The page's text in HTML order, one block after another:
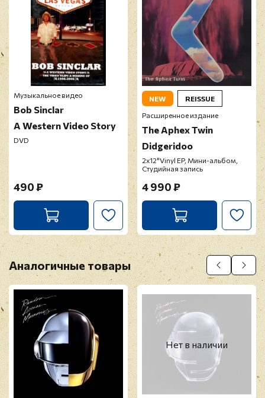
Музыкальное видео
Bob Sinclar
A Western Video Story
DVD
490 ₽
NEW
REISSUE
Расширенное издание
The Aphex Twin
Didgeridoo
2х12"Vinyl EP, Мини-альбом,
Студийная запись
4 990 ₽
Аналогичные товары
Нет в наличии